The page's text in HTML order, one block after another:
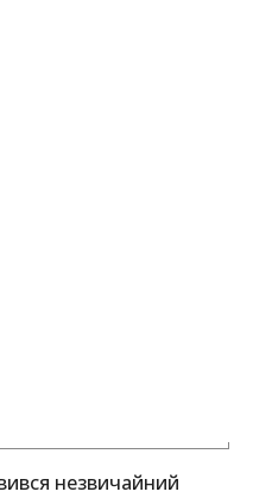
незвичайний